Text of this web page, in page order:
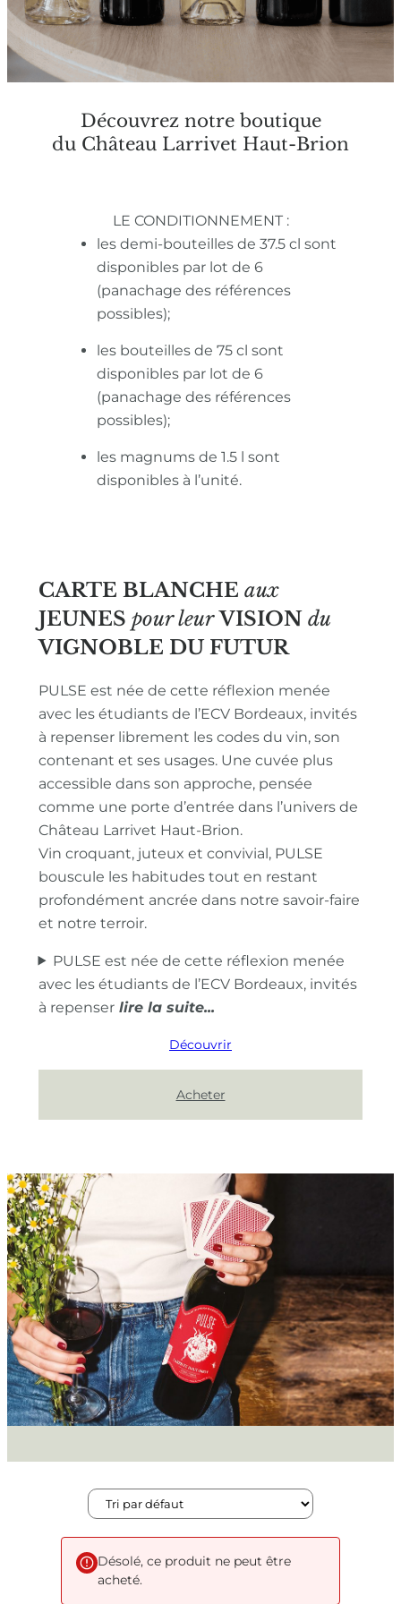
Découvrez notre boutique
du Château Larrivet Haut-Brion
LE CONDITIONNEMENT :
les demi-bouteilles de 37.5 cl sont
disponibles par lot de 6
(panachage des références
possibles);
les bouteilles de 75 cl sont
disponibles par lot de 6
(panachage des références
possibles);
les magnums de 1.5 l sont
disponibles à l’unité.
CARTE BLANCHE aux
JEUNES pour leur VISION du
VIGNOBLE DU FUTUR
PULSE est née de cette réflexion menée
avec les étudiants de l’ECV Bordeaux, invités
à repenser librement les codes du vin, son
contenant et ses usages. Une cuvée plus
accessible dans son approche, pensée
comme une porte d’entrée dans l’univers de
Château Larrivet Haut-Brion.
Vin croquant, juteux et convivial, PULSE
bouscule les habitudes tout en restant
profondément ancrée dans notre savoir-faire
et notre terroir.
PULSE est née de cette réflexion menée
avec les étudiants de l’ECV Bordeaux, invités
à repenser
Découvrir
Acheter
Désolé, ce produit ne peut être
acheté.